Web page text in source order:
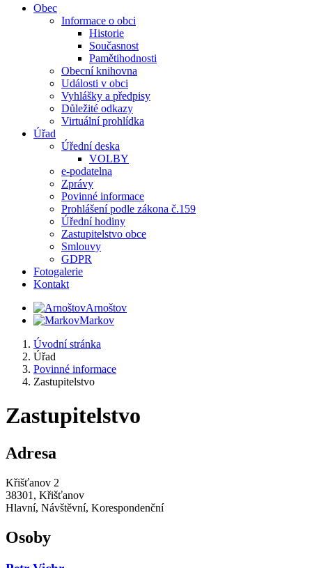
Obec
Informace o obci
Historie
Současnost
Pamětihodnosti
Obecní knihovna
Události v obci
Vyhlášky a předpisy
Důležité odkazy
Virtuální prohlídka
Úřad
Úřední deska
VOLBY
e-podatelna
Zprávy
Povinné informace
Prohlášení podle zákona č.159
Úřední hodiny
Zastupitelstvo obce
Smlouvy
GDPR
Fotogalerie
Kontakt
Arnoštov
Markov
Úvodní stránka
Úřad
Povinné informace
Zastupitelstvo
Zastupitelstvo
Adresa
Křišťanov 2
38301, Křišťanov
Hlavní, Návštěvní, Korespondenční
Osoby